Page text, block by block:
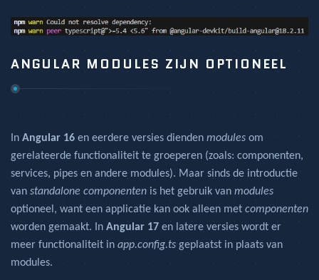
ANGULAR MODULES ZIJN OPTIONEEL
InAngular 16 en eerdere versies dienden modules om
gerelateerde functionaliteit te groeperen (zoals: componenten,
services, pipes en andere modules). Maar sinds de introductie
van standalone componenten is het gebruik van modules
optioneel, want een applicatie kan ook alleen met componenten
worden gemaakt. In Angular 17 en latere versies wordt er
meer functionaliteit in app.config.ts geplaatst in plaats van
modules.